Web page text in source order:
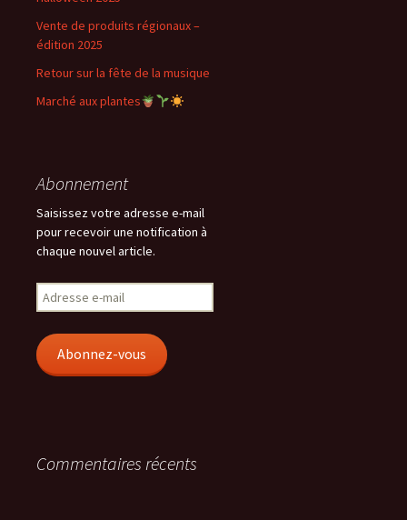
Vente de produits régionaux –
édition 2025
Retour sur la fête de la musique
Marché aux plantes
Abonnement
Saisissez votre adresse e-mail
pour recevoir une notification à
chaque nouvel article.
Adresse
e-
Abonnez-vous
Commentaires récents